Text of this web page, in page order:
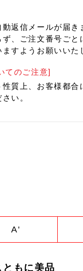
動返信メールが届
ず、ご注文番号ご
すようお願いいた
てのご注意]
性質上、お客様都
い。
A'
もに美品